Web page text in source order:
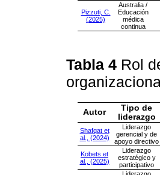
Pizzuti, C.
(2025)
Australia /
Educación
médica
continua
Tabla 4 Rol
Autor
Tipo de
liderazgo
Shafqat et
al., (2024)
Liderazgo
gerencial y de
apoyo directivo
Kobets et
al., (2025)
Liderazgo
estratégico y
participativo
Liderazgo